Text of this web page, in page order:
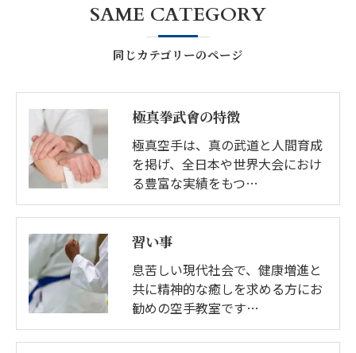
同じカテゴリーのページ
SAME CATEGORY
極真拳武會の特徴
極真空手は、真の武道と人間育成
を掲げ、全日本や世界大会におけ
る豊富な実績をもつ…
習い事
息苦しい現代社会で、健康増進と
共に精神的な癒しを求める方にお
勧めの空手教室です…